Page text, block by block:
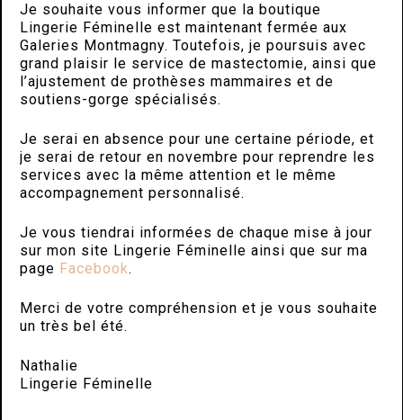
l’article que vous venez de modifier. Il expire au bout d’un jour.
CONTENU EMBARQUÉ DEPUIS D’AUTRES SITES
Les articles de ce site peuvent inclure des contenus intégrés (par
exemple des vidéos, images, articles…). Le contenu intégré
Ces sites web pourraient collecter des données sur vous, utiliser
des cookies, embarquer des outils de suivis tiers, suivre vos
interactions avec ces contenus embarqués si vous disposez d’un
STATISTIQUES ET MESURES D’AUDIENCE
DONNÉES PERSONNELLES
Si vous laissez un commentaire, le commentaire et ses
Je souhaite vous informer que la boutique
Lingerie Féminelle est maintenant fermée aux
Galeries Montmagny. Toutefois, je poursuis avec
grand plaisir le service de mastectomie, ainsi que
l’ajustement de prothèses mammaires et de
soutiens-gorge spécialisés.
Je serai en absence pour une certaine période, et
je serai de retour en novembre pour reprendre les
services avec la même attention et le même
accompagnement personnalisé.
Je vous tiendrai informées de chaque mise à jour
sur mon site Lingerie Féminelle ainsi que sur ma
page Facebook.
Merci de votre compréhension et je vous souhaite
un très bel été.
Nathalie
Lingerie Féminelle